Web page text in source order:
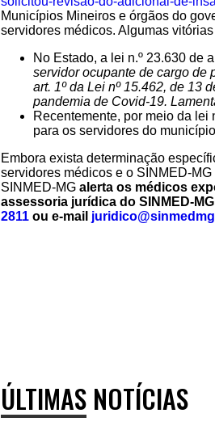
Municípios Mineiros e órgãos do
servidores médicos. Algumas
No Estado, a lei n.º 23.630 de
servidor ocupante de cargo de
art. 1º da Lei nº 15.462, de 13
pandemia de Covid-19.
Recentemente, por meio da
para os servidores do
Embora exista determinação
servidores médicos e o SINMED-
SINMED-MG alerta os médicos
assessoria jurídica do SINMED-
2811 ou e-mail
ÚLTIMAS NOTÍCIAS